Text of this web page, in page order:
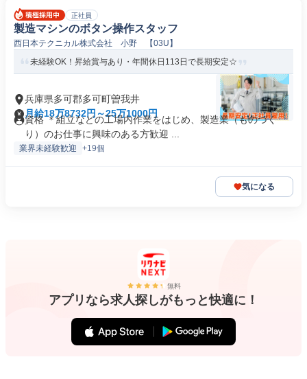
正社員
製造マシンのボタン操作スタッフ
西日本テクニカル株式会社 小野 【03U】
未経験OK！昇給賞与あり・年間休日113日で長期安定☆
兵庫県多可郡多可町曽我井
月給18万8732円～25万1000円
資格 ＊組立などの工場内作業をはじめ、製造業（ものづく
り）のお仕事に興味のある方歓迎 ...
業界未経験歓迎 +19個
気になる
無料
アプリなら求人探しがもっと快適に！